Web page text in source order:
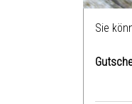
Sie